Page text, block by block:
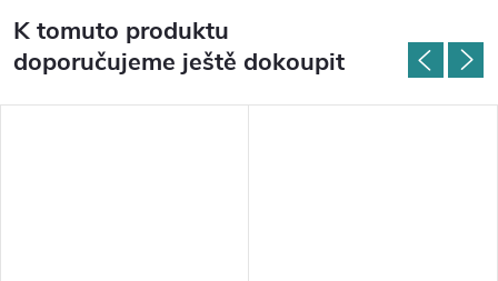
K tomuto produktu
doporučujeme ještě dokoupit